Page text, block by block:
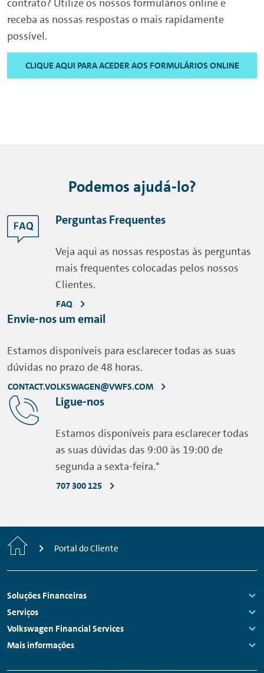
contrato? Utilize os nossos formulários onlinee
receba as nossas respostas o mais rapidamente
possível.
CLIQUE AQUI PARA ACEDER AOS FORMULÁRIOS ONLINE
Podemos ajudá-lo?
Perguntas Frequentes
Veja aqui as nossas respostas às perguntas
mais frequentes colocadas pelos nossos
Clientes.
FAQ
Envie-nos um email
Estamos disponíveis para esclarecer todas as suas
dúvidas no prazo de 48 horas.
CONTACT.VOLKSWAGEN@VWFS.COM
Ligue-nos
Estamos disponíveis para esclarecer todas
as suas dúvidas das 9:00 às 19:00 de
segunda a sexta-feira.*
707 300 125
Início Portal do Cliente
Navegação
do
rodapé
Soluções Financeiras
Links:
Serviços
Links:
Volkswagen Financial Services
Links:
Mais informações